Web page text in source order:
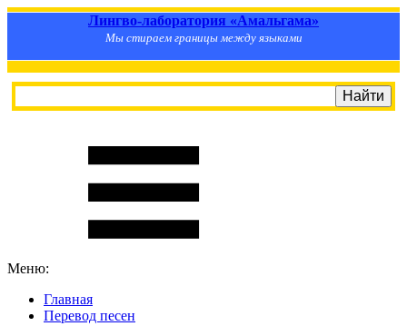
Лингво-лаборатория «Амальгама»
Мы стираем границы между языками
Меню:
Главная
Перевод песен